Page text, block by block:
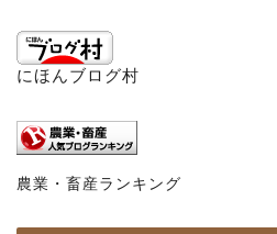
にほんブログ村
農業・畜産ランキング